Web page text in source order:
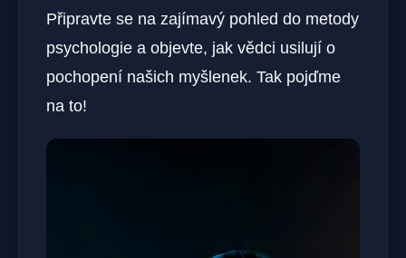
Připravte se na zajímavý pohled do metody
psychologie a objevte, jak vědci usilují o
pochopení našich myšlenek. Tak pojďme
na to!